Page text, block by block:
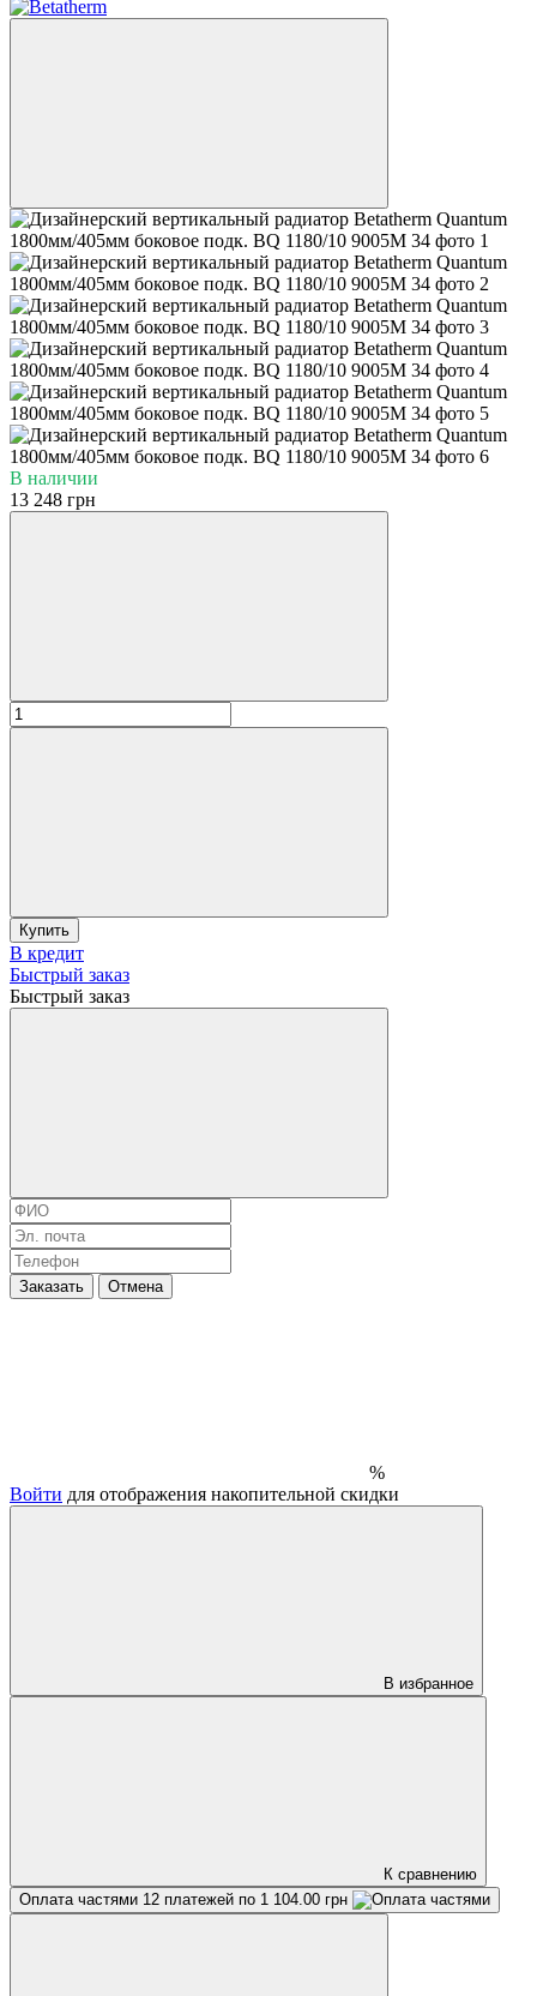
В наличии
13 248 грн
Купить
В кредит
Быстрый заказ
Быстрый заказ
Заказать Отмена
%
Войти для отображения накопительной скидки
В избранное
К сравнению
Оплата частями 12 платежей по 1 104.00 грн